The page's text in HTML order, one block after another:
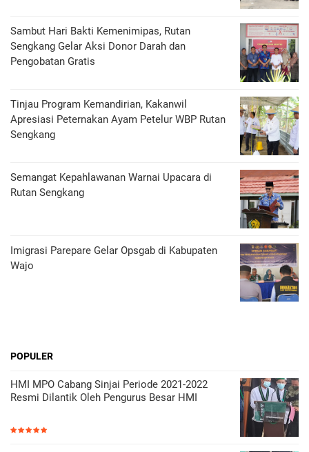
Sambut Hari Bakti Kemenimipas, Rutan
Sengkang Gelar Aksi Donor Darah dan
Pengobatan Gratis
Tinjau Program Kemandirian, Kakanwil
Apresiasi Peternakan Ayam Petelur WBP Rutan
Sengkang
Semangat Kepahlawanan Warnai Upacara di
Rutan Sengkang
Imigrasi Parepare Gelar Opsgab di Kabupaten
Wajo
POPULER
HMI MPO Cabang Sinjai Periode 2021-2022
Resmi Dilantik Oleh Pengurus Besar HMI